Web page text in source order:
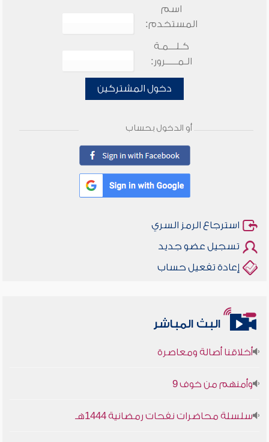
اسم
المستخدم:
كـلـــمـة
الـمـــــرور:
دخول المشتركين
أو الدخول بحساب
استرجاع الرمز السري
تسجيل عضو جديد
إعادة تفعيل حساب
البث المباشر